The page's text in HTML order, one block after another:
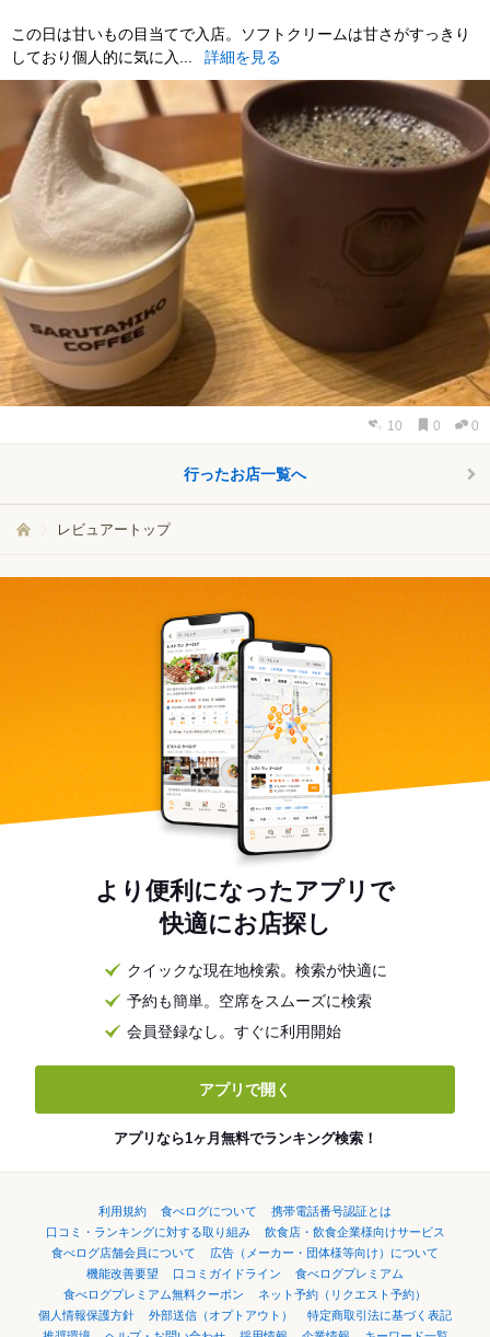
この日は甘いもの目当てで入店。ソフトクリームは甘さがすっきり
しており個人的に気に入...
詳細を見る
10 0 0
行ったお店一覧へ
レビュアートップ
より便利になったアプリで
快適にお店探し
クイックな現在地検索。検索が快適に
予約も簡単。空席をスムーズに検索
会員登録なし。すぐに利用開始
アプリで開く
アプリなら1ヶ月無料でランキング検索！
利用規約 食べログについて
携帯電話番号認証とは
口コミ・ランキングに対する取り組み
飲食店・飲食企業様向けサービス
食べログ店舗会員について
広告（メーカー・団体様等向け）について
機能改善要望
口コミガイドライン
食べログプレミアム
食べログプレミアム無料クーポン
ネット予約（リクエスト予約）
個人情報保護方針
外部送信（オプトアウト）
特定商取引法に基づく表記